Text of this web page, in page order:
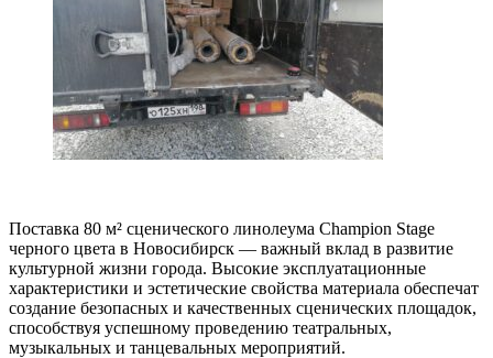
Поставка 80 м² сценического линолеума Champion Stage
черного цвета в Новосибирск — важный вклад в развитие
культурной жизни города. Высокие эксплуатационные
характеристики и эстетические свойства материала обеспечат
создание безопасных и качественных сценических площадок,
способствуя успешному проведению театральных,
музыкальных и танцевальных мероприятий.